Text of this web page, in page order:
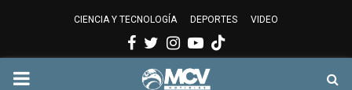
CIENCIA Y TECNOLOGÍA DEPORTES VIDEO
Facebook
Twitter
Instagram
Youtube
PRIMARY